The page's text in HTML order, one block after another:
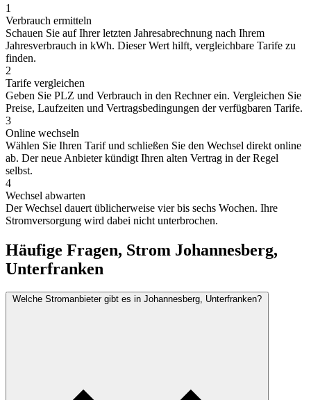
1
Verbrauch ermitteln
Schauen Sie auf Ihrer letzten Jahresabrechnung nach Ihrem
Jahresverbrauch in kWh. Dieser Wert hilft, vergleichbare Tarife zu
finden.
2
Tarife vergleichen
Geben Sie PLZ und Verbrauch in den Rechner ein. Vergleichen Sie
Preise, Laufzeiten und Vertragsbedingungen der verfügbaren Tarife.
3
Online wechseln
Wählen Sie Ihren Tarif und schließen Sie den Wechsel direkt online
ab. Der neue Anbieter kündigt Ihren alten Vertrag in der Regel
selbst.
4
Wechsel abwarten
Der Wechsel dauert üblicherweise vier bis sechs Wochen. Ihre
Stromversorgung wird dabei nicht unterbrochen.
Häufige Fragen, Strom Johannesberg,
Unterfranken
Welche Stromanbieter gibt es in Johannesberg, Unterfranken?